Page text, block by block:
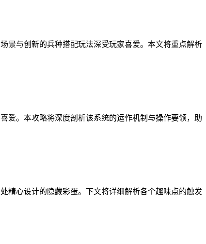
景与创新的兵种搭配玩法深受玩家喜爱。本文将重点解析
爱。本攻略将深度剖析该系统的运作机制与操作要领，助
精心设计的隐藏彩蛋。下文将详细解析各个趣味点的触发